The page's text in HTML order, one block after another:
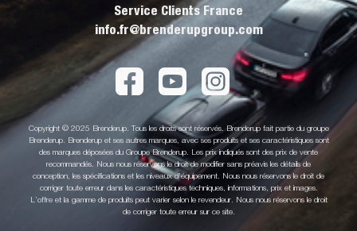
Service Clients France
info.fr@brenderupgroup.com
Copyright © 2025 Brenderup. Tous les droits sont réservés. Brenderup fait partie du groupe
Brenderup. Brenderup et ses autres marques, avec ses produits et ses caractéristiques sont
des marques déposées du Groupe Brenderup. Les prix indiqués sont des prix de vente
recommandés. Nous nous réservons le droit de modifier sans préavis les détails de
conception, les spécifications et les niveaux d'équipement. Nous nous réservons le droit de
corriger toute erreur dans les caractéristiques techniques, informations, prix et images.
L’offre et la gamme de produits peut varier selon le revendeur. Nous nous réservons le droit
de corriger toute erreur sur ce site.